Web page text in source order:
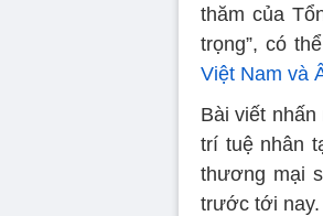
thăm của
trọng”, có
Việt Nam và
Bài viết
trí tuệ nhân
thương mại
trước tới nay.